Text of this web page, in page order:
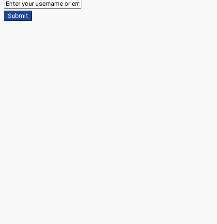
Submit